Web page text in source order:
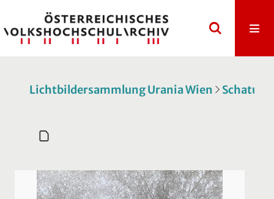
Lichtbildersammlung Urania Wien